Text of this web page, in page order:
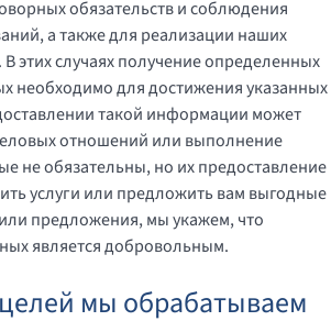
обязательств и соблюдения
а также для реализации наших
этих случаях получение определенных
необходимо для достижения указанных
такой информации может
отношений или выполнение
не обязательны, но их предоставление
услуги или предложить вам выгодные
предложения, мы укажем, что
является добровольным.
мы обрабатываем